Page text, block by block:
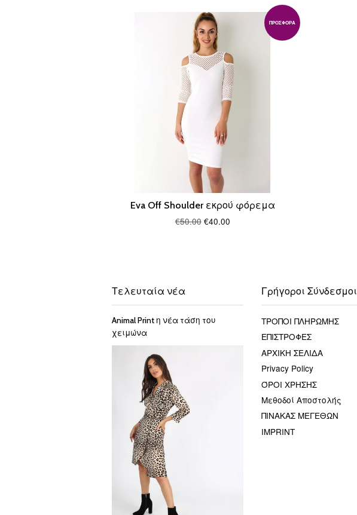
ΠΡΟΣΦΟΡΆ
Eva Off Shoulder εκρού φόρεμα
€50.00€40.00
Τελευταία νέα
Animal Print η νέα τάση του
χειμώνα
Γρήγοροι Σύνδεσμοι
ΤΡΟΠΟΙ ΠΛΗΡΩΜΗΣ
ΕΠΙΣΤΡΟΦΕΣ
ΑΡΧΙΚΗ ΣΕΛΙΔΑ
Privacy Policy
ΌΡΟΙ ΧΡΗΣΗΣ
Μεθοδοί Αποστολής
ΠΙΝΑΚΑΣ ΜΕΓΕΘΩΝ
IMPRINT